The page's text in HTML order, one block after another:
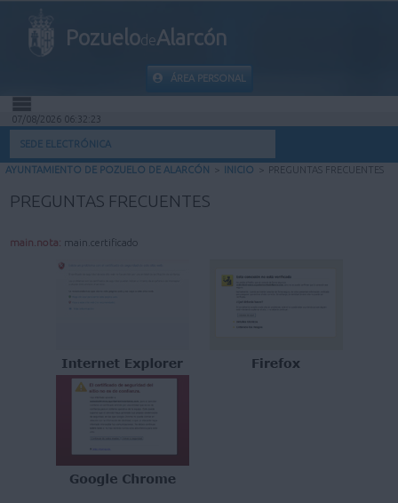
PozuelodeAlarcón
ÁREA PERSONAL
INICIO
INFORMACIÓN MUNICIPAL
07/08/2026 06:32:24
SEDE ELECTRÓNICA
AYUNTAMIENTO DE POZUELO DE ALARCÓN > INICIO > PREGUNTAS FRECUENTES
PREGUNTAS FRECUENTES
main.nota: main.certificado